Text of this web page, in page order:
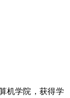
机学院，获得学